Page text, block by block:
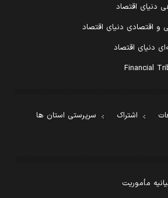
دنیای اقتصاد
اقتصادی دنیای اقتصاد
دنیای اقتصاد
اشتراک
سرپرستی استان ها
مأموریت